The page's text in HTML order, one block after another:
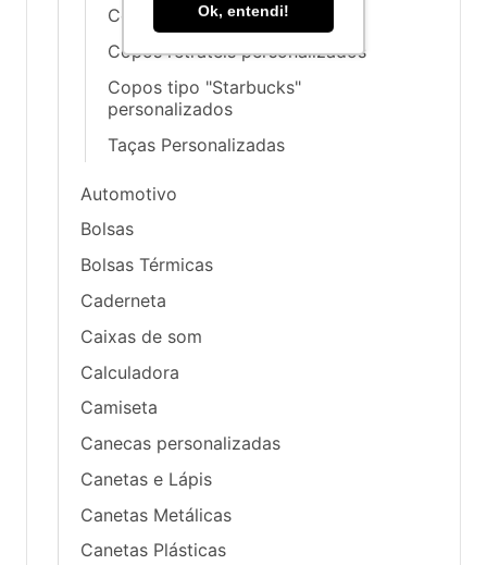
Ok, entendi!
Copos personalizados
Copos retráteis personalizados
Copos tipo "Starbucks"
personalizados
Taças Personalizadas
Automotivo
Bolsas
Bolsas Térmicas
Caderneta
Caixas de som
Calculadora
Camiseta
Canecas personalizadas
Canetas e Lápis
Canetas Metálicas
Canetas Plásticas